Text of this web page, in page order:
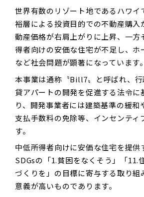
世界有数のリゾート地であるハワイ
裕層による投資目的での不動産購入
動産価格が右肩上がりに上昇、一方
得者向けの安価な住宅が不足し、ホ
など社会問題が顕著になっています。
本事業は通称〝Bill7〟と呼ばれ、
貸アパートの開発を促進する法令に
り、開発事業者には建築基準の緩和
支払手数料の免除等、インセンティ
す。
中低所得者向けに安価な住宅を提供
SDGsの「1.貧困をなくそう」「11.
づくりを」の目標に寄与する取り組
意義が高いものであります。